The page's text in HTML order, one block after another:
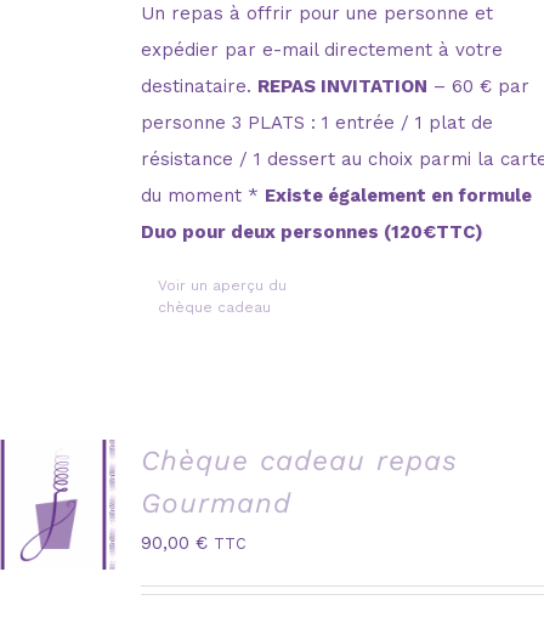
Un repas à offrir pour une personne et
expédier par e-mail directement à votre
destinataire. REPAS INVITATION – 60 € par
personne 3 PLATS : 1 entrée / 1 plat de
résistance / 1 dessert au choix parmi la
du moment * Existe également en formule
Duo pour deux personnes (120€TTC)
Voir un aperçu du
chèque cadeau
VOIR LA
CARTE
Chèque cadeau repas
Gourmand
90,00€ TTC